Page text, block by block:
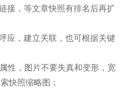
接，等文章快照有排名后再扩
应，建立关联，也可根据关键
性，图片不要失真和变形，宽
快照缩略图；